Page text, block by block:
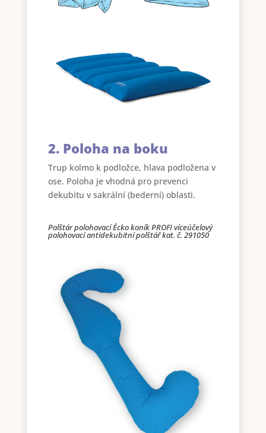
2. Poloha na boku
Trup kolmo k podložce, hlava podložena v
ose. Poloha je vhodná pro prevenci
dekubitu v sakrální (bederní) oblasti.
Polštár polohovací Écko koník PROFI víceúčelový
polohovací antidekubitní polštář kat. č. 291050